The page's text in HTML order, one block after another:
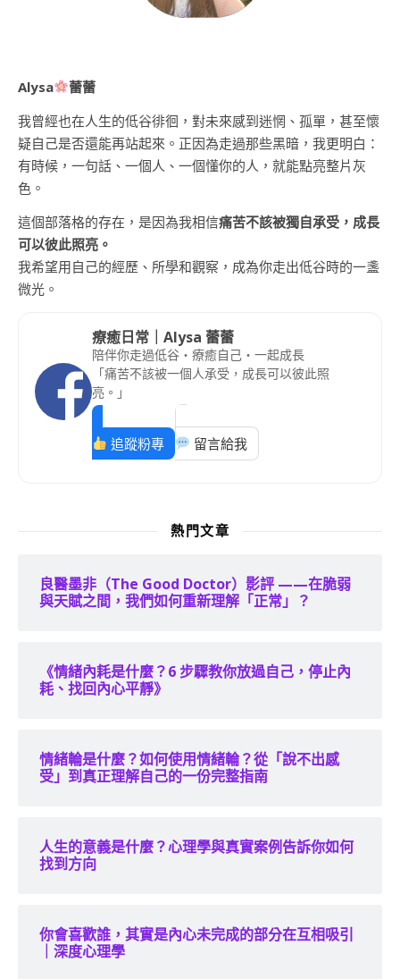
Alysa
蕾蕾
我曾經也在人生的低谷徘徊，對未來感到迷惘、孤單，甚至懷
疑自己是否還能再站起來。正因為走過那些黑暗，我更明白：
有時候，一句話、一個人、一個懂你的人，就能點亮整片灰
色。
這個部落格的存在，是因為我相信痛苦不該被獨自承受，成長
可以彼此照亮。
我希望用自己的經歷、所學和觀察，成為你走出低谷時的一盞
微光。
療癒日常｜Alysa 蕾蕾
陪伴你走過低谷・療癒自己・一起成長
「痛苦不該被一個人承受，成長可以彼此照
亮。」
追蹤粉專 留言給我
熱門文章
良醫墨非（The Good Doctor）影評 ——在脆弱
與天賦之間，我們如何重新理解「正常」？
《情緒內耗是什麼？6 步驟教你放過自己，停止內
耗、找回內心平靜》
情緒輪是什麼？如何使用情緒輪？從「說不出感
受」到真正理解自己的一份完整指南
人生的意義是什麼？心理學與真實案例告訴你如何
找到方向
你會喜歡誰，其實是內心未完成的部分在互相吸引
｜深度心理學